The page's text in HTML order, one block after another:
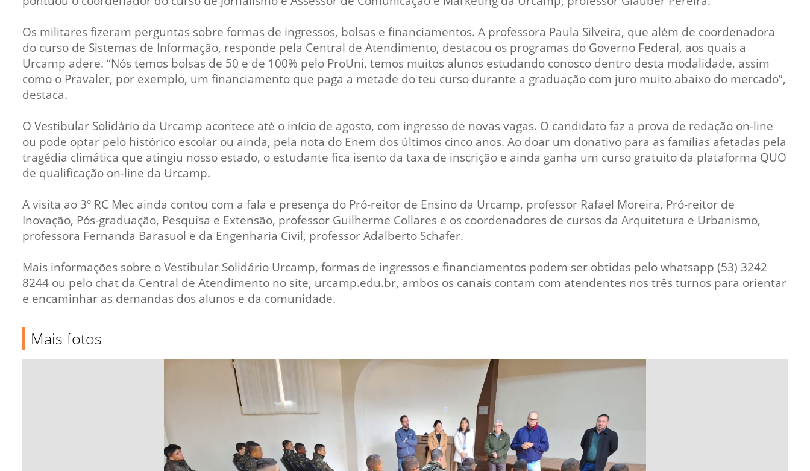
de Materiais
Normas Laboratório
de Zoologia
Normas Laboratório
de Botânica
Normas Laboratório
Regimento
Os militares fizeram perguntas sobre formas de ingressos, bolsas e financiamentos. A professora Paula Silveira, que além de coordenadora
do curso de Sistemas de Informação, responde pela Central de Atendimento, destacou os programas do Governo Federal, aos quais a
Urcamp adere. “Nós temos bolsas de 50 e de 100% pelo ProUni, temos muitos alunos estudando conosco dentro desta modalidade, assim
como o Pravaler, por exemplo, um financiamento que paga a metade do teu curso durante a graduação com juro muito abaixo do mercado”,
destaca.
O Vestibular Solidário da Urcamp acontece até o início de agosto, com ingresso de novas vagas. O candidato faz a prova de redação on-line
ou pode optar pelo histórico escolar ou ainda, pela nota do Enem dos últimos cinco anos. Ao doar um donativo para as famílias afetadas pela
tragédia climática que atingiu nosso estado, o estudante fica isento da taxa de inscrição e ainda ganha um curso gratuito da plataforma QUO
de qualificação on-line da Urcamp.
A visita ao 3º RC Mec ainda contou com a fala e presença do Pró-reitor de Ensino da Urcamp, professor Rafael Moreira, Pró-reitor de
Inovação, Pós-graduação, Pesquisa e Extensão, professor Guilherme Collares e os coordenadores de cursos da Arquitetura e Urbanismo,
professora Fernanda Barasuol e da Engenharia Civil, professor Adalberto Schafer.
Mais informações sobre o Vestibular Solidário Urcamp, formas de ingressos e financiamentos podem ser obtidas pelo whatsapp (53) 3242
8244 ou pelo chat da Central de Atendimento no site, urcamp.edu.br, ambos os canais contam com atendentes nos três turnos para orientar
e encaminhar as demandas dos alunos e da comunidade.
Mais fotos